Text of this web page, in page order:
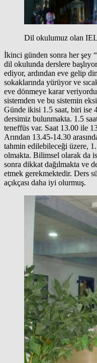
Dil okulumuz olan
İkinci günden sonra her şey
dil okulunda derslere
ediyor, ardından eve gelip
sokaklarında yürüyor ve
eve dönmeye karar
sistemden ve bu sistemin
Günde ikisi 1.5 saat, biri ise
dersimiz bulunmakta. 1.5
teneffüs var. Saat 13.00 ile
Arından 13.45-14.30
tahmin edilebileceği üzere,
olmakta. Bilimsel olarak da
sonra dikkat dağılmakta ve
etmek gerekmektedir. Ders
açıkçası daha iyi olurmuş.